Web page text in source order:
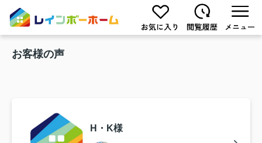
お客様の声
H・K様